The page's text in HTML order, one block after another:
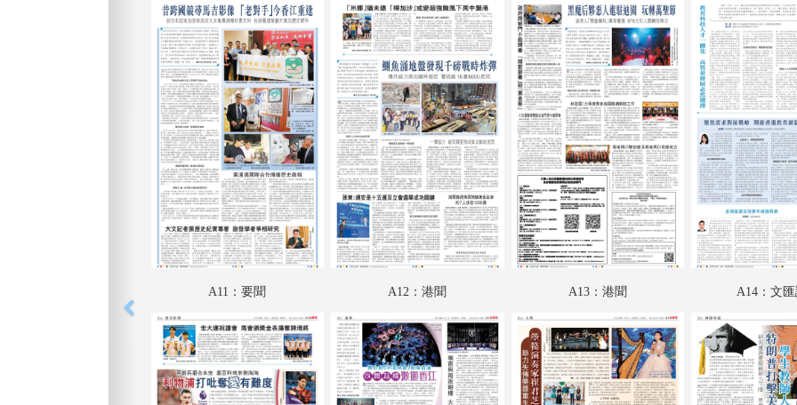
A18：人物
A19：國際專題
A20：國際
B01：財經
B02：愛漫遊
B03：文匯園
B04：娛樂
A11：要聞 A12：港聞 A13：港聞 A14：文